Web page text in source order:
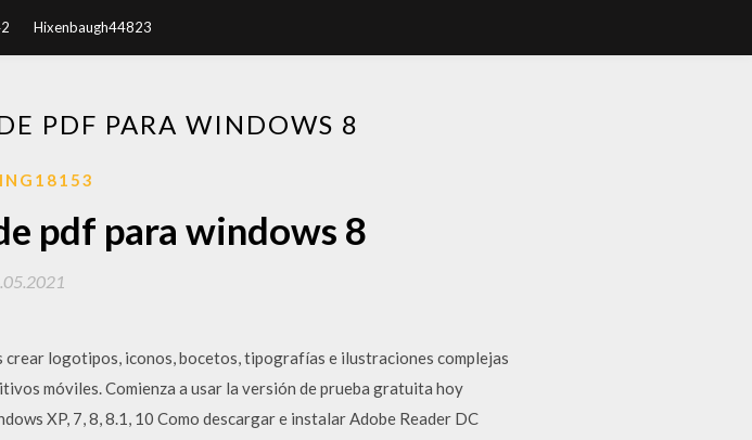
Hixenbaugh44823
PDF PARA WINDOWS 8
pdf para windows 8
logotipos, iconos, bocetos, tipografías e ilustraciones complejas
móviles. Comienza a usar la versión de prueba gratuita hoy
XP, 7, 8, 8.1, 10 Como descargar e instalar Adobe Reader DC